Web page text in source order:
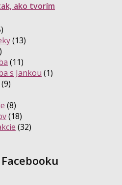
ako tvorím
(13)
(11)
s Jankou (1)
(9)
(8)
(18)
(32)